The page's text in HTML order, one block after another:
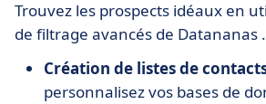
Trouvez les prospects idéaux en
de filtrage avancés de Datananas .
Création de listes de
personnalisez vos bases de